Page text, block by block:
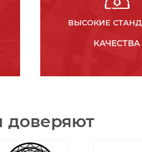
ВЫСОКИЕ
КАЧЕСТВА
доверяют